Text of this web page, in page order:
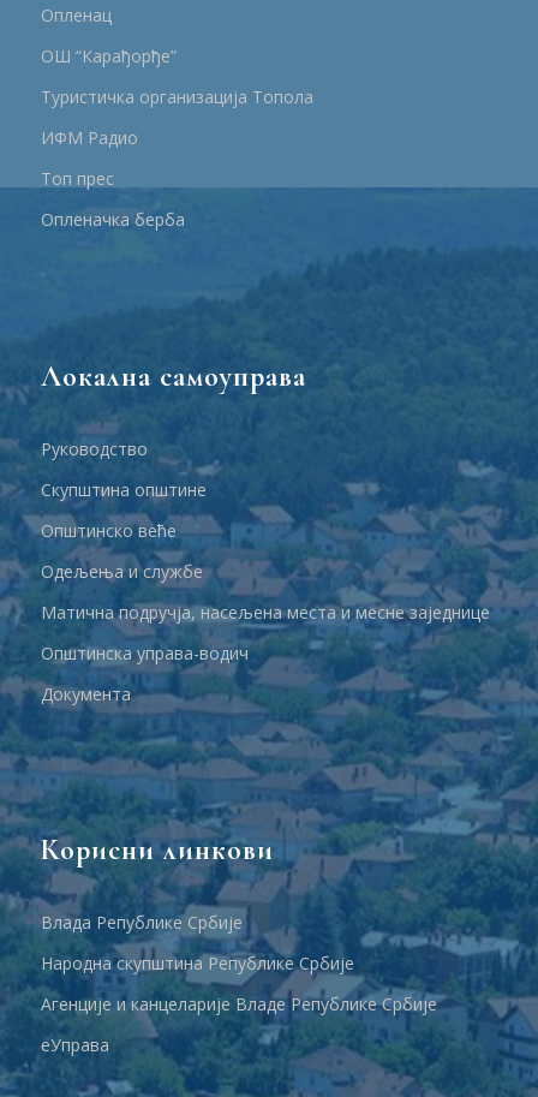
Опленац
ОШ “Карађорђе”
Туристичка организација Топола
ИФМ Радио
Топ прес
Опленачка берба
Локална самоуправа
Руководство
Скупштина општине
Општинско веће
Одељења и службе
Матична подручја, насељена места и месне заједнице
Општинска управа-водич
Документа
Корисни линкови
Влада Републике Србије
Народна скупштина Републике Србије
Агенције и канцеларије Владе Републике Србије
еУправа